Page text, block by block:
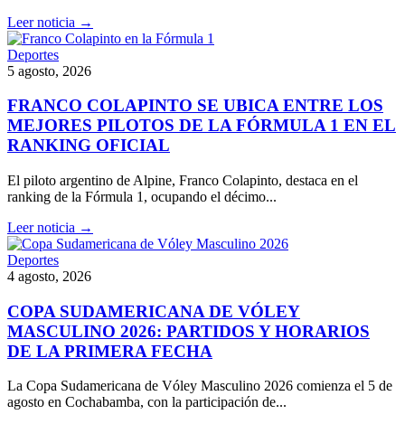
Leer noticia →
Deportes
5 agosto, 2026
FRANCO COLAPINTO SE UBICA ENTRE LOS
MEJORES PILOTOS DE LA FÓRMULA 1 EN EL
RANKING OFICIAL
El piloto argentino de Alpine, Franco Colapinto, destaca en el
ranking de la Fórmula 1, ocupando el décimo...
Leer noticia →
Deportes
4 agosto, 2026
COPA SUDAMERICANA DE VÓLEY
MASCULINO 2026: PARTIDOS Y HORARIOS
DE LA PRIMERA FECHA
La Copa Sudamericana de Vóley Masculino 2026 comienza el 5 de
agosto en Cochabamba, con la participación de...